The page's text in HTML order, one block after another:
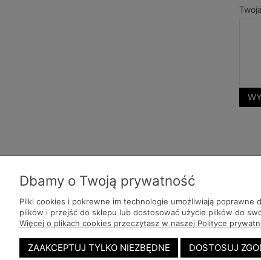
Pomoc
Zwroty i reklamacje
Moje konto
Twoje zamówienia
Dbamy o Twoją prywatność
Pliki cookies i pokrewne im technologie umożliwiają
plików i przejść do sklepu lub dostosować użycie plików do
Więcej o plikach cookies przeczytasz w naszej Polityce
ZAAKCEPTUJ TYLKO NIEZBĘDNE DOSTOSUJ